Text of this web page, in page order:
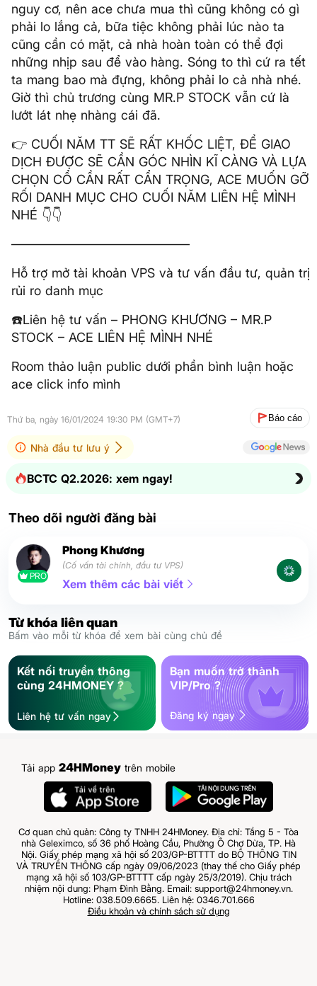
nguy cơ, nên ace chưa mua thì cũng không có gì
phải lo lắng cả, bữa tiệc không phải lúc nào ta
cũng cần có mặt, cả nhà hoàn toàn có thể đợi
những nhịp sau để vào hàng. Sóng to thì cứ ra tết
ta mang bao mà đựng, không phải lo cả nhà nhé.
Giờ thì chủ trương cùng MR.P STOCK vẫn cứ là
lướt lát nhẹ nhàng cái đã.
👉 CUỐI NĂM TT SẼ RẤT KHỐC LIỆT, ĐỂ GIAO
DỊCH ĐƯỢC SẼ CẦN GÓC NHÌN KĨ CÀNG VÀ LỰA
CHỌN CỔ CẦN RẤT CẨN TRỌNG, ACE MUỐN GỠ
RỐI DANH MỤC CHO CUỐI NĂM LIÊN HỆ MÌNH
NHÉ 👇👇
——————————————
Hỗ trợ mở tài khoản VPS và tư vấn đầu tư, quản trị
rủi ro danh mục
☎️Liên hệ tư vấn – PHONG KHƯƠNG – MR.P
STOCK – ACE LIÊN HỆ MÌNH NHÉ
Room thảo luận public dưới phần bình luận hoặc
ace click info mình
Thứ ba, ngày 16/01/2024 19:30 PM (GMT+7) Báo cáo
Nhà đầu tư lưu ý
BCTC Q2.2026: xem ngay!
Theo dõi người đăng bài
PRO
Phong Khương
(Cố vấn tài chính, đầu tư VPS)
Xem thêm các bài viết
Từ khóa liên quan
Bấm vào mỗi từ khóa để xem bài cùng chủ đề
Kết nối truyền thông
cùng 24HMONEY ?
Liên hệ tư vấn ngay
Bạn muốn trở thành
VIP/Pro ?
Đăng ký ngay
Tải app 24HMoney trên mobile
Cơ quan chủ quản: Công ty TNHH 24HMoney. Địa chỉ: Tầng 5 - Tòa
nhà Geleximco, số 36 phố Hoàng Cầu, Phường Ô Chợ Dừa, TP. Hà
Nội. Giấy phép mạng xã hội số 203/GP-BTTTT do BỘ THÔNG TIN
VÀ TRUYỀN THÔNG cấp ngày 09/06/2023 (thay thế cho Giấy phép
mạng xã hội số 103/GP-BTTTT cấp ngày 25/3/2019). Chịu trách
nhiệm nội dung: Phạm Đình Bằng. Email: support@24hmoney.vn.
Hotline: 038.509.6665. Liên hệ: 0346.701.666
Điều khoản và chính sách sử dụng